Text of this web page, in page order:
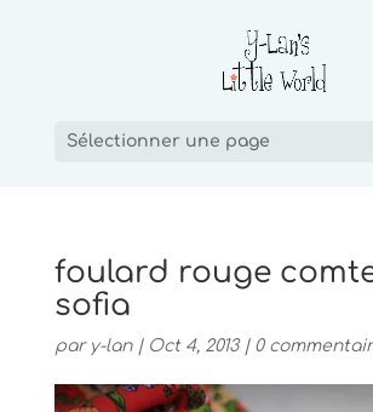
Sélectionner une page
foulard rouge
sofia
par y-lan| Oct 4, 2013| 0